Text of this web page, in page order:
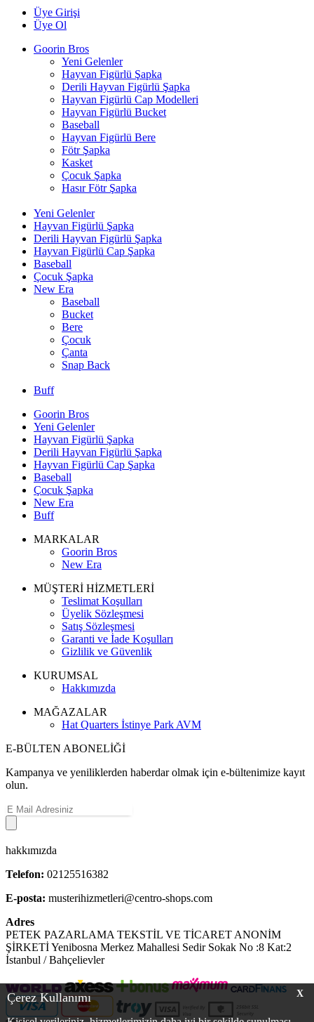
X
Çerez Kullanımı
Üye Girişi
Üye Ol
Goorin Bros
Yeni Gelenler
Hayvan Figürlü Şapka
Derili Hayvan Figürlü Şapka
Hayvan Figürlü Cap Modelleri
Hayvan Figürlü Bucket
Baseball
Hayvan Figürlü Bere
Fötr Şapka
Kasket
Çocuk Şapka
Hasır Fötr Şapka
Yeni Gelenler
Hayvan Figürlü Şapka
Derili Hayvan Figürlü Şapka
Hayvan Figürlü Cap Şapka
Baseball
Çocuk Şapka
New Era
Baseball
Bucket
Bere
Çocuk
Çanta
Snap Back
Buff
Goorin Bros
Yeni Gelenler
Hayvan Figürlü Şapka
Derili Hayvan Figürlü Şapka
Hayvan Figürlü Cap Şapka
Baseball
Çocuk Şapka
New Era
Buff
MARKALAR
Goorin Bros
New Era
MÜŞTERİ HİZMETLERİ
Teslimat Koşulları
Üyelik Sözleşmesi
Satış Sözleşmesi
Garanti ve İade Koşulları
Gizlilik ve Güvenlik
KURUMSAL
Hakkımızda
MAĞAZALAR
Hat Quarters İstinye Park AVM
E-BÜLTEN ABONELİĞİ
Kampanya ve yeniliklerden haberdar olmak için e-bültenimize kayıt
olun.
hakkımızda
Telefon: 02125516382
E-posta: musterihizmetleri@centro-shops.com
Adres
PETEK PAZARLAMA TEKSTİL VE TİCARET ANONİM
ŞİRKETİ Yenibosna Merkez Mahallesi Sedir Sokak No :8 Kat:2
İstanbul / Bahçelievler